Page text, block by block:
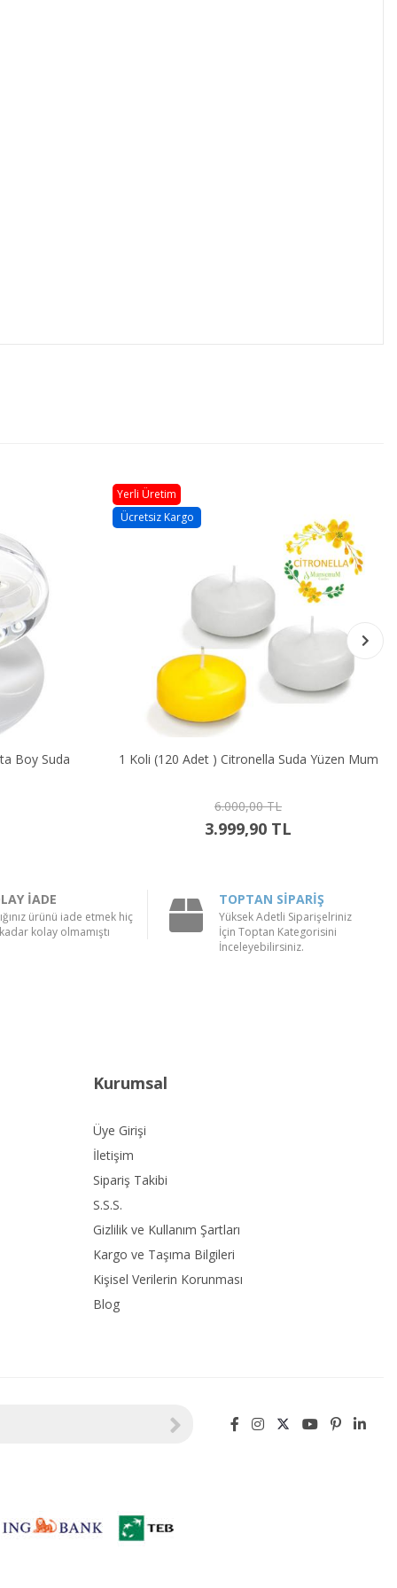
Suda
1 Koli (120 Adet ) Citronella Suda Yüzen Mum
6.000,00 TL
3.999,90 TL
Yerli Üretim
Ücretsiz Kargo
İADE
ürünü iade etmek hiç
kolay olmamıştı
TOPTAN SİPARİŞ
Yüksek Adetli Siparişelriniz
İçin Toptan Kategorisini
İnceleyebilirsiniz.
Kurumsal
Üye Girişi
İletişim
Sipariş Takibi
S.S.S.
Gizlilik ve Kullanım Şartları
Kargo ve Taşıma Bilgileri
Kişisel Verilerin Korunması
Blog